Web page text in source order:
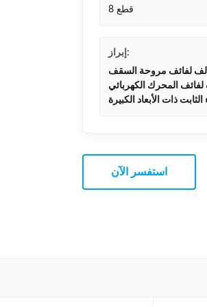
8 قطع
إبراز:
لف لفائف مروحة السقف
لفائف المحرك الكهربائي
ذات الأبعاد الكبيرة
استفسر الآن